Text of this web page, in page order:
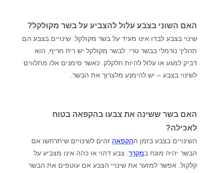
האם השוני בצבע עלול להצביע על בשר מקולקל?
שינוי בצבע לבדו אינו מעיד על בשר מקולקל. שינויים בצבע הם
תהליך נורמלי בבשר טרי. לבשר מקולקל יש ריח חריף, הוא
דביק למגע או עלול להיות חלקלק. כאשר סימנים אלו מתלווים
לשינוי בצבע – יש להימנע מלצרוך את הבשר.
האם בשר ששינה את צבעו בהקפאה בטוח
לאכילה?
השינויים בצבע בזמן ההקפאה זהים לשינויים שיתרחשו אם
הבשר יהיה מונח במקרר. צבע דהוי או כהה אינו מצביע על
קלקול. אפשר למזער את שינויי הצבע אם עוטפים את הבשר